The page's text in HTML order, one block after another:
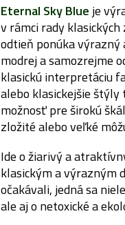
Eternal Sky Blue je
v rámci rady
odtieň ponúka
modrej a samozrejme
klasickú interpretáciu
alebo klasickejšie
možnosť pre širokú
zložité alebo veľké
Ide o žiarivý a
klasickým a výrazným
očakávali, jedná sa
ale aj o netoxické a